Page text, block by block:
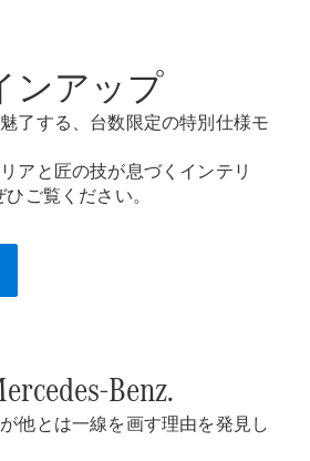
ンアップ
了する、台数限定の特別仕様モ
アと匠の技が息づくインテリ
ご覧ください。
Benz.
他とは一線を画す理由を発見し